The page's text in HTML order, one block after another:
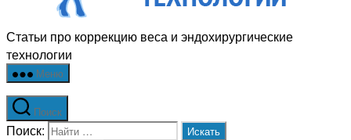
Статьи про коррекцию веса и эндохирургические
технологии
Меню
Поиск
Поиск: